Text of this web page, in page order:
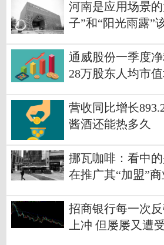
河南是应用场景
子”和“阳光雨露”
通威股份一季度
28万股东人均市
营收同比增长
酱酒还能热多久
挪瓦咖啡：看中
在推广其“加盟”商
招商银行每一次
上冲 但屡屡又遭